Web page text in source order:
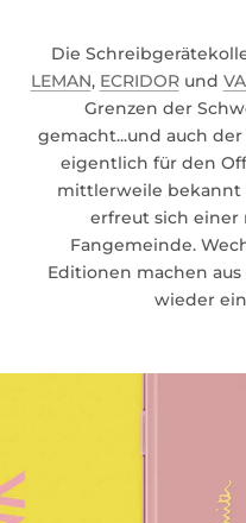
Die
LEMAN, ECRIDORund
Grenzen der
gemacht...und auch
eigentlich für den
mittlerweile bekannt
erfreut sich einer
Fangemeinde.
Editionen machen
wieder